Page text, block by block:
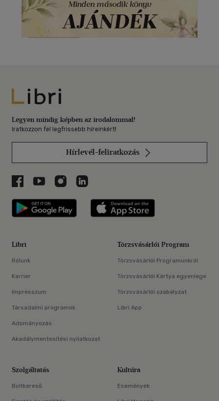
Libri
Legyen mindig képben az irodalommal!
Iratkozzon fel legfrissebb híreinkért!
Hírlevél-feliratkozás
Libri a Facebookon
Libri a Youtube-on
Libri az Instagramon
Libri a LinkedInen
Libri applikáció Szerezd meg: Google
Libri
Rólunk
Karrier
Impresszum
Társadalmi programok
Adományozás
Akadálymentesítési nyilatkozat
Törzsvásárlói Program
Törzsvásárlói Programunkról
Törzsvásárlói Kártya egyenlege
Törzsvásárlói szabályzat
Libri App
Szolgáltatás
Boltkereső
Kultúra
Események